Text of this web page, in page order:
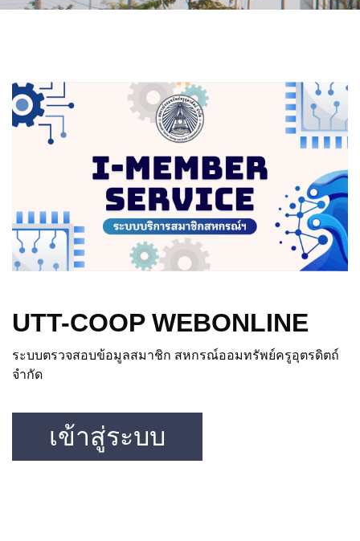
UTT-COOP WEBONLINE
ระบบตรวจสอบข้อมูลสมาชิก สหกรณ์ออมทรัพย์ครูอุตรดิตถ์
จำกัด
เข้าสู่ระบบ